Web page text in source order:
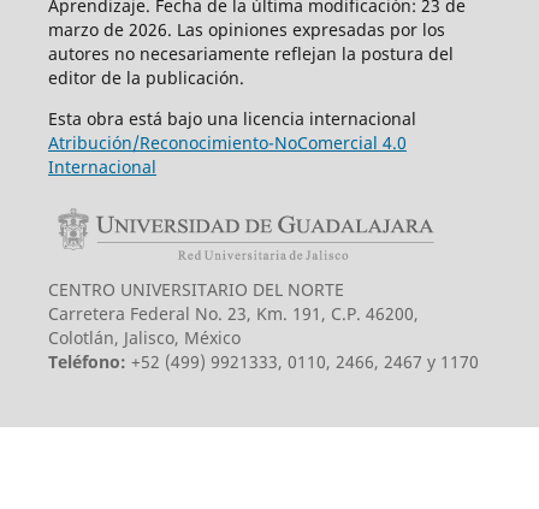
Aprendizaje. Fecha de la última modificación: 23 de
marzo de 2026. Las opiniones expresadas por los
autores no necesariamente reflejan la postura del
editor de la publicación.
Esta obra está bajo una licencia internacional
Atribución/Reconocimiento-NoComercial 4.0
Internacional
CENTRO UNIVERSITARIO DEL NORTE
Carretera Federal No. 23, Km. 191, C.P. 46200,
Colotlán, Jalisco, México
Teléfono: +52 (499) 9921333, 0110, 2466, 2467 y 1170